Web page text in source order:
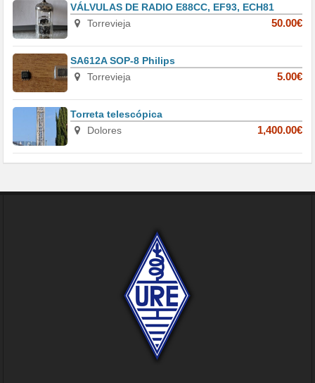
VÁLVULAS DE RADIO E88CC, EF93, ECH81
Torrevieja
50.00€
SA612A SOP-8 Philips
Torrevieja
5.00€
Torreta telescópica
Dolores
1,400.00€